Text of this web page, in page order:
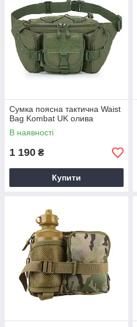
Сумка поясна тактична Waist
Bag Kombat UK олива
В наявності
1 190 ₴
Купити